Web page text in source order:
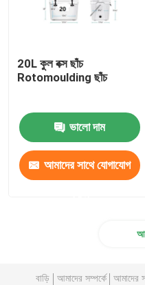
20L কুল বক্স ছাঁচ
Rotomoulding ছাঁচ
ভালো দাম
আমাদের সাথে যোগাযোগ
বাড়ি আমাদের সম্পর্কে আমাদের